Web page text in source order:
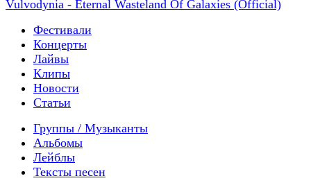
Vulvodynia - Eternal Wasteland Of Galaxies (Official)
Фестивали
Концерты
Лайвы
Клипы
Новости
Статьи
Группы / Музыканты
Альбомы
Лейблы
Тексты песен